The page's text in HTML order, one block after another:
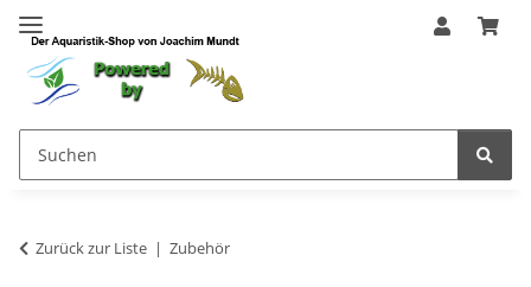
Zurück zur Liste Zubehör